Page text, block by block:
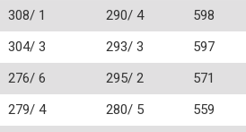
308/ 1 290/ 4 598
304/ 3 293/ 3 597
276/ 6 295/ 2 571
279/ 4 280/ 5 559